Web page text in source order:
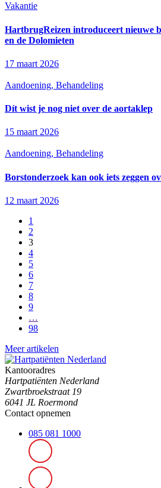
Vakantie
HartbrugReizen introduceert nieuwe
en de Dolomieten
17 maart 2026
Aandoening, Behandeling
Dít wist je nog niet over de aortaklep
15 maart 2026
Aandoening, Behandeling
Borstonderzoek kan ook iets zeggen
12 maart 2026
1
2
3
4
5
6
7
8
9
…
98
Meer artikelen
Kantooradres
Hartpatiënten Nederland
Zwartbroekstraat 19
6041 JL Roermond
Contact opnemen
085 081 1000